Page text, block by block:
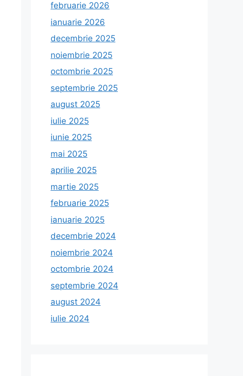
februarie 2026
ianuarie 2026
decembrie 2025
noiembrie 2025
octombrie 2025
septembrie 2025
august 2025
iulie 2025
iunie 2025
mai 2025
aprilie 2025
martie 2025
februarie 2025
ianuarie 2025
decembrie 2024
noiembrie 2024
octombrie 2024
septembrie 2024
august 2024
iulie 2024